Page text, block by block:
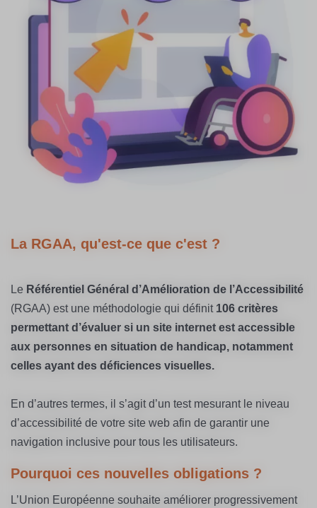
La RGAA, qu'est-ce que c'est ?
Le Référentiel Général d’Amélioration de l’Accessibilité
(RGAA) est une méthodologie qui définit 106 critères
permettant d’évaluer si un site internet est accessible
aux personnes en situation de handicap, notamment
celles ayant des déficiences visuelles.
En d’autres termes, il s’agit d’un test mesurant le niveau
d’accessibilité de votre site web afin de garantir une
navigation inclusive pour tous les utilisateurs.
Pourquoi ces nouvelles obligations ?
L’Union Européenne souhaite améliorer progressivement